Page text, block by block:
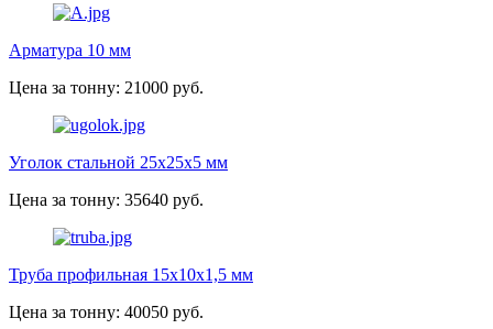
Арматура 10 мм
Цена за тонну: 21000 руб.
Уголок стальной 25х25х5 мм
Цена за тонну: 35640 руб.
Труба профильная 15х10х1,5 мм
Цена за тонну: 40050 руб.